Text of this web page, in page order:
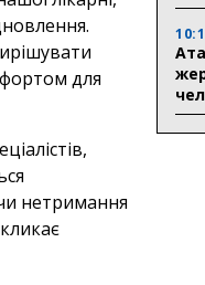
для
нетримання